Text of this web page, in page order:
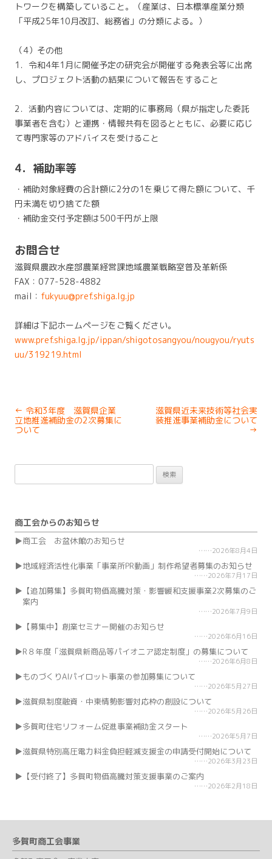
トワークを構築していること。（産業は、日本標準産業分類
「平成25年10月改訂、総務省」の分類による。）
（4）その他
1．令和4年1月に開催予定の研究会が開催する発表会等に出席
し、プロジェクト活動の結果について報告をすること
2．活動内容については、定期的に事務局（県が指定した委託
事業者を含む）と連携・情報共有を図るとともに、必要に応じ
て専門家等のアドバイスを受けること
4．補助率等
・補助対象経費の合計額に2分の1を乗じて得た額について、千
円未満を切り捨てた額
・補助金交付予定額は500千円が上限
お問合せ
滋賀県農政水産部農業経営課地域農業戦略室普及革新係
FAX：077-528-4882
mail： fukyuu@pref.shiga.lg.jp
詳細は下記ホームページをご覧ください。
www.pref.shiga.lg.jp/ippan/shigotosangyou/nougyou/ryuts
uu/319219.html
Post
navigation
← 令和3年度 滋賀県企業
立地推進補助金の2次募集に
ついて
滋賀県近未来技術等社会実
装推進事業補助金について
→
索:
商工会からのお知らせ
商工会 お盆休館のお知らせ
2026年8月4日
地域経済活性化事業「事業所PR動画」制作希望者募集のお知らせ
2026年7月17日
【追加募集】多賀町物価高騰対策・影響緩和支援事業2次募集のご
案内
2026年7月9日
【募集中】創業セミナー開催のお知らせ
2026年6月16日
R８年度「滋賀県新商品等パイオニア認定制度」の募集について
2026年6月8日
ものづくりAIパイロット事業の参加募集について
2026年5月27日
滋賀県制度融資・中東情勢影響対応枠の創設について
2026年5月26日
多賀町住宅リフォーム促進事業補助金スタート
2026年5月7日
滋賀県特別高圧電力料金負担軽減支援金の申請受付開始について
2026年3月23日
【受付終了】多賀町物価高騰対策支援事業のご案内
2026年2月18日
多賀町商工会事業